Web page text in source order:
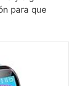
para que